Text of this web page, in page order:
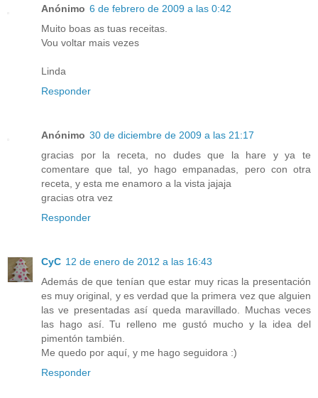
Anónimo 6 de febrero de 2009 a las 0:42
Muito boas as tuas receitas.
Vou voltar mais vezes
Linda
Responder
Anónimo 30 de diciembre de 2009 a las 21:17
gracias por la receta, no dudes que la hare y ya te
comentare que tal, yo hago empanadas, pero con otra
receta, y esta me enamoro a la vista jajaja
gracias otra vez
Responder
CyC 12 de enero de 2012 a las 16:43
Además de que tenían que estar muy ricas la presentación
es muy original, y es verdad que la primera vez que alguien
las ve presentadas así queda maravillado. Muchas veces
las hago así. Tu relleno me gustó mucho y la idea del
pimentón también.
Me quedo por aquí, y me hago seguidora :)
Responder